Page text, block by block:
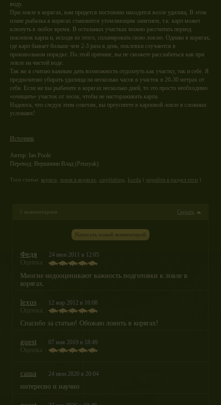
воду.
При ловле в корягах, вам придется постоянно находится возле удилищ. В этом
плане рыбалка в корягах становится утомляющим занятием, т.к. карп может
клюнуть в любое время. В остальных участках можно рассчитать период
поклевок карпа и, исходя из этого, спланировать свою ловлю. Однако в корягах,
где карп бывает больше чем 2-3 раза в день, поклевки случаются в
произвольном порядке. По этой причине, вы не сможете расслабиться как при
ловле на чистой воде.
Так же я считаю важным дать возможность отдохнуть как участку, так и себе. Я
предпочитаю убирать удилища на несколько часов в участок в 20-30 метрах от
себя. Если же вы рыбачите в корягах несколько дней, то это просто необходимо
«очищать» участок от лесок, чтобы не настораживать карпа.
Надеюсь, что следуя этим советам, вы преуспеете в карповой ловле в сложных
условиях!
Источник
Aвтор: Ian Poole
Перевод: Вершинин Влад (Penzyak)
Теги статьи: коряги ловля в корягах carpfishing korda ( перейти в раздел теги )
Скрыть
5 комментариев
Написать новый комментарий
Федя 24 июн 2011 в 12:05
Оценка :
Многие недооценивают важность подготовки к ловле в
корягах.
lexus 12 мар 2012 в 16:08
Оценка :
Спасибо за статью! Обожаю ловить в корягах!
guest 07 мая 2019 в 18:49
Оценка :
саша 24 июн 2020 в 20:04
интересно и научно